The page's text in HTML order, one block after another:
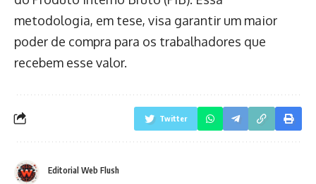
metodologia, em tese, visa garantir um maior
poder de compra para os trabalhadores que
recebem esse valor.
Twitter
Editorial Web Flush